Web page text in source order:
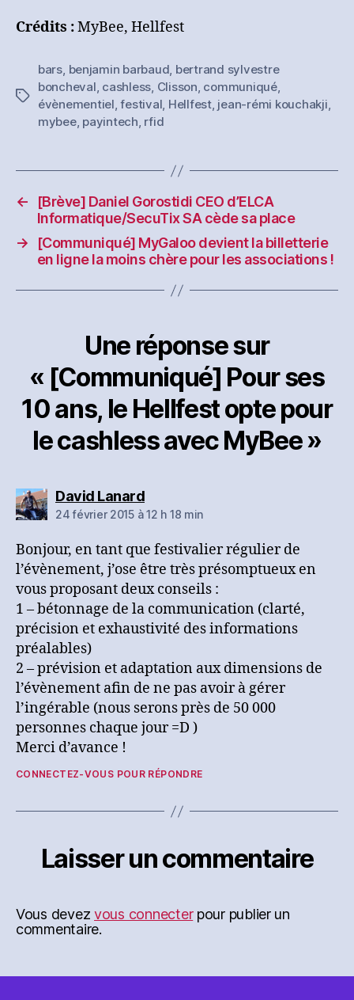
Crédits :MyBee, Hellfest
Étiquettes
bars, benjamin barbaud, bertrand sylvestre
boncheval, cashless, Clisson, communiqué,
évènementiel,festival, Hellfest, jean-rémi kouchakji,
mybee, payintech, rfid
←
[Brève] Daniel Gorostidi CEO d’ELCA
Informatique/SecuTix SA cède sa place
→
[Communiqué] MyGaloo devient la billetterie
en ligne la moins chère pour les associations !
Une réponse sur
« [Communiqué] Pour ses
10 ans, le Hellfest opte pour
le cashless avec MyBee »
David Lanarddit :
24 février 2015 à 12 h 18 min
Bonjour, en tant que festivalier régulier de
l’évènement, j’ose être très présomptueux en
vous proposant deux conseils :
1 – bétonnage de la communication (clarté,
précision et exhaustivité des informations
préalables)
2 – prévision et adaptation aux dimensions de
l’évènement afin de ne pas avoir à gérer
l’ingérable (nous serons près de 50 000
personnes chaque jour =D )
Merci d’avance !
CONNECTEZ-VOUS POUR RÉPONDRE
Laisser un commentaire
Vous devezvous connecterpour publier un
commentaire.